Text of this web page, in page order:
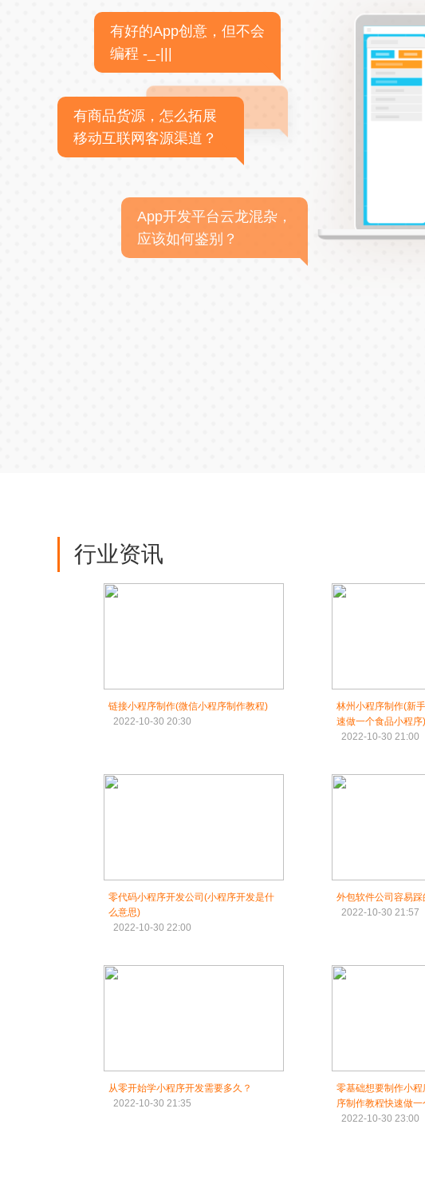
有好的App创意，但不会
编程 -_-|||
有商品货源，怎么拓展
移动互联网客源渠道？
App开发平台云龙混杂，
应该如何鉴别？
行业资讯
链接小程序制作(微信小程序制作教程)
2022-10-30 20:30
林州小程序制作(新
速做一个食品小程序)
2022-10-30 21:00
零代码小程序开发公司(小程序开发是什
么意思)
2022-10-30 22:00
外包软件公司容易踩
2022-10-30 21:57
从零开始学小程序开发需要多久？
2022-10-30 21:35
零基础想要制作小
序制作教程快速做
2022-10-30 23:00